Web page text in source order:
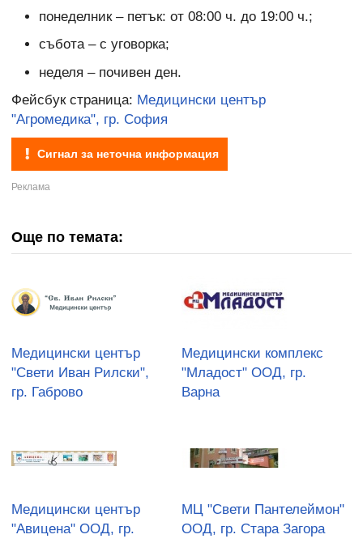
понеделник – петък: от 08:00 ч. до 19:00 ч.;
събота – с уговорка;
неделя – почивен ден.
Фейсбук страница: Медицински център
"Агромедика", гр. София
Сигнал за неточна информация
Още по темата:
Медицински център
"Свети Иван Рилски",
гр. Габрово
Медицински комплекс
"Младост" ООД, гр.
Варна
Медицински център
"Авицена" ООД, гр.
МЦ "Свети Пантелеймон"
ООД, гр. Стара Загора